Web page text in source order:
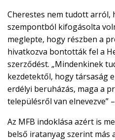
Cherestes nem tudott arról,
szempontból kifogásolta
meglepte, hogy részben a
hivatkozva bontották fel a
szerződést. „Mindenkinek
kezdetektől, hogy társaság
erdélyi beruházás, maga a
településről van elnevezve”
Az MFB indoklása azért is
belső iratanyag szerint más